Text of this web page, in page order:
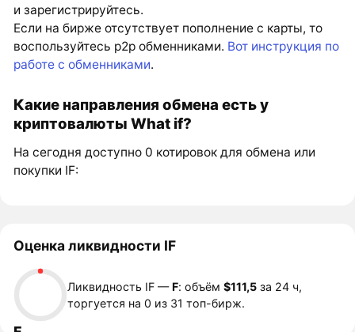
и зарегистрируйтесь.
Если на бирже отсутствует пополнение с карты, то
воспользуйтесь p2p обменниками. Вот инструкция по
работе с обменниками.
Какие направления обмена есть у
криптовалюты What if?
На сегодня доступно 0 котировок для обмена или
покупки IF:
Оценка ликвидности IF
Ликвидность IF —F: объём$111,5 за 24 ч,
торгуется на 0 из 31 топ-бирж.